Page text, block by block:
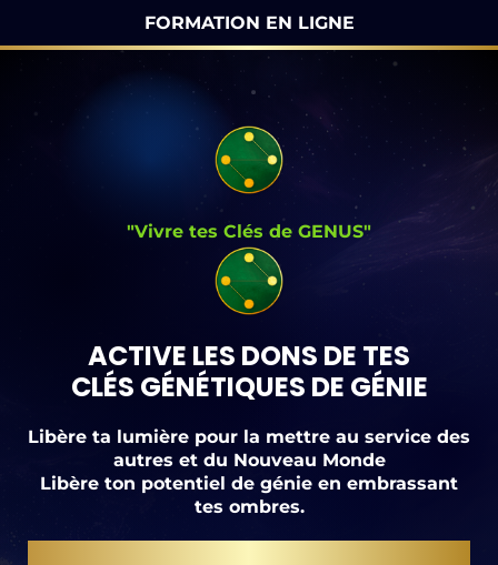
FORMATION EN LIGNE
"Vivre tes Clés de GENUS"
ACTIVE LES DONS DE TES
CLÉS GÉNÉTIQUES DE GÉNIE
Libère ta lumière pour la mettre au service des
autres et du Nouveau Monde
Libère ton potentiel de génie en embrassant
tes ombres.